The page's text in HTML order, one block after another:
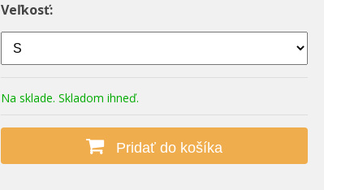
Veľkosť:
Na sklade. Skladom ihneď.
Pridať do košíka